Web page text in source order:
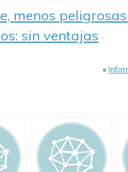
menos
sin ventajas
«